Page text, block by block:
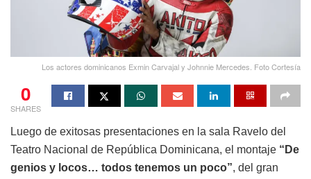
Los actores dominicanos Exmin Carvajal y Johnnie Mercedes. Foto Cortesía
0
SHARES
Luego de exitosas presentaciones en la sala Ravelo del
Teatro Nacional de República Dominicana, el montaje “De
genios y locos… todos tenemos un poco”, del gran